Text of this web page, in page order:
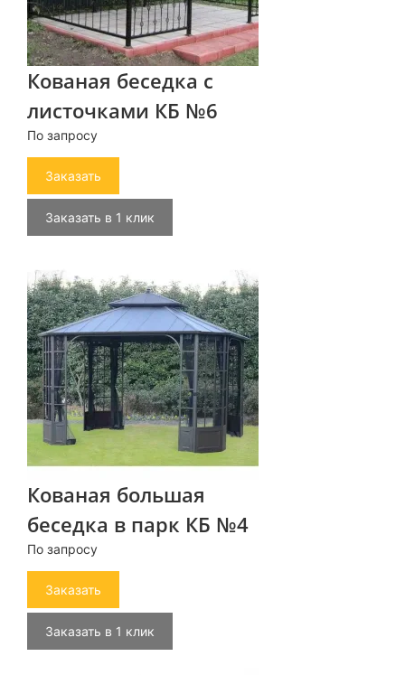
Кованая беседка с
листочками КБ №6
По запросу
Заказать
Заказать в 1 клик
Кованая большая
беседка в парк КБ №4
По запросу
Заказать
Заказать в 1 клик